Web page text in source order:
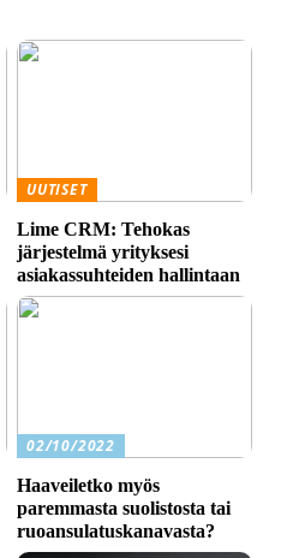
UUTISET
Lime CRM: Tehokas
järjestelmä yrityksesi
asiakassuhteiden hallintaan
02/10/2022
Haaveiletko myös
paremmasta suolistosta tai
ruoansulatuskanavasta?